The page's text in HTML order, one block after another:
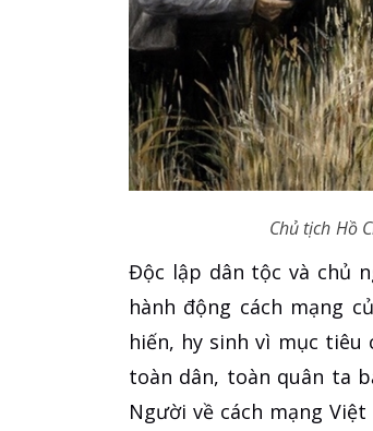
Chủ tịch Hồ
Độc lập dân tộc và chủ
hành động cách mạng
hiến, hy sinh vì mục tiêu
toàn dân, toàn quân ta
Người về cách mạng